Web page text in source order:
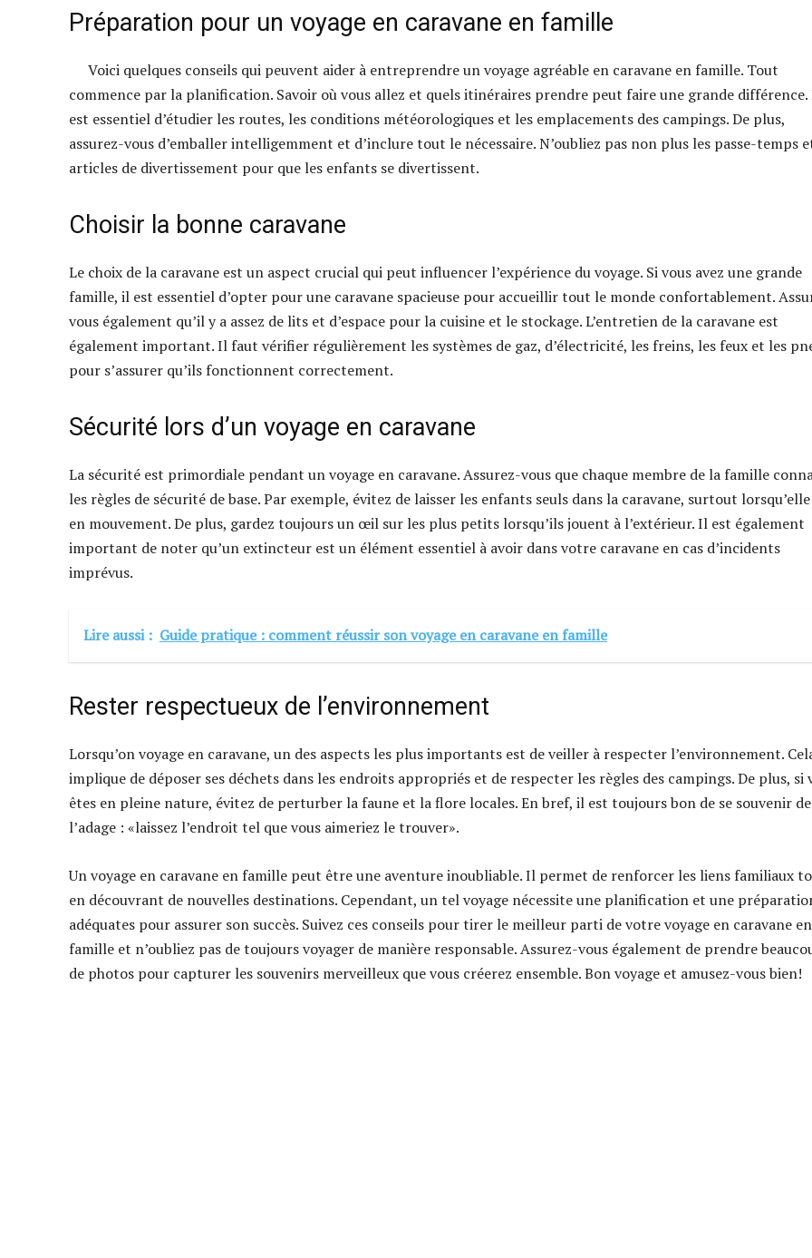
Préparation pour un voyage en caravane en famille
Voici quelques conseils qui peuvent aider à entreprendre un voyage agréable en caravane en famille. Tout
commence par la planification. Savoir où vous allez et quels itinéraires prendre peut faire une grande
est essentiel d’étudier les routes, les conditions météorologiques et les emplacements des campings. De plus,
assurez-vous d’emballer intelligemment et d’inclure tout le nécessaire. N’oubliez pas non plus les passe-temps
articles de divertissement pour que les enfants se divertissent.
Choisir la bonne caravane
Le choix de la caravane est un aspect crucial qui peut influencer l’expérience du voyage. Si vous avez une grande
famille, il est essentiel d’opter pour une caravane spacieuse pour accueillir tout le monde confortablement.
vous également qu’il y a assez de lits et d’espace pour la cuisine et le stockage. L’entretien de la caravane est
également important. Il faut vérifier régulièrement les systèmes de gaz, d’électricité, les freins, les feux et les
pour s’assurer qu’ils fonctionnent correctement.
Sécurité lors d’un voyage en caravane
La sécurité est primordiale pendant un voyage en caravane. Assurez-vous que chaque membre de la famille
les règles de sécurité de base. Par exemple, évitez de laisser les enfants seuls dans la caravane, surtout
en mouvement. De plus, gardez toujours un œil sur les plus petits lorsqu’ils jouent à l’extérieur. Il est également
important de noter qu’un extincteur est un élément essentiel à avoir dans votre caravane en cas d’incidents
imprévus.
Lire aussi : Guide pratique : comment réussir son voyage en caravane en famille
Rester respectueux de l’environnement
Lorsqu’on voyage en caravane, un des aspects les plus importants est de veiller à respecter l’environnement.
implique de déposer ses déchets dans les endroits appropriés et de respecter les règles des campings. De plus, si
êtes en pleine nature, évitez de perturber la faune et la flore locales. En bref, il est toujours bon de se souvenir de
l’adage : «laissez l’endroit tel que vous aimeriez le trouver».
Un voyage en caravane en famille peut être une aventure inoubliable. Il permet de renforcer les liens familiaux
en découvrant de nouvelles destinations. Cependant, un tel voyage nécessite une planification et une
adéquates pour assurer son succès. Suivez ces conseils pour tirer le meilleur parti de votre voyage en caravane en
famille et n’oubliez pas de toujours voyager de manière responsable. Assurez-vous également de prendre
de photos pour capturer les souvenirs merveilleux que vous créerez ensemble. Bon voyage et amusez-vous bien!